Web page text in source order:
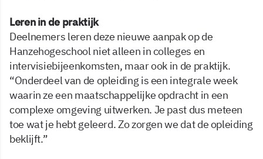
Leren in de praktijk
Deelnemers leren deze nieuwe aanpak op de
Hanzehogeschool niet alleen in colleges en
intervisiebijeenkomsten, maar ook in de praktijk.
“Onderdeel van de opleiding is een integrale week
waarin ze een maatschappelijke opdracht in een
complexe omgeving uitwerken. Je past dus meteen
toe wat je hebt geleerd. Zo zorgen we dat de opleiding
beklijft.”